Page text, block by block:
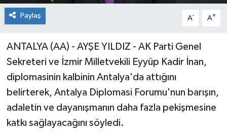
Paylaş A- A+
ANTALYA (AA) - AYŞE YILDIZ - AK Parti Genel
Sekreteri ve İzmir Milletvekili Eyyüp Kadir İnan,
diplomasinin kalbinin Antalya'da attığını
belirterek, Antalya Diplomasi Forumu'nun barışın,
adaletin ve dayanışmanın daha fazla pekişmesine
katkı sağlayacağını söyledi.